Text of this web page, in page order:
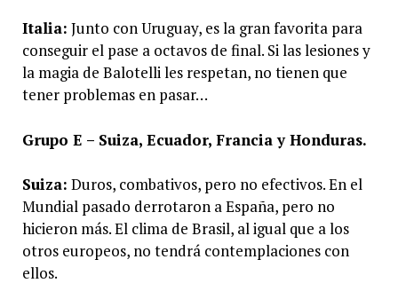
Italia: Junto con Uruguay, es la gran favorita para
conseguir el pase a octavos de final. Si las lesiones y
la magia de Balotelli les respetan, no tienen que
tener problemas en pasar…
Grupo E – Suiza, Ecuador, Francia y Honduras.
Suiza: Duros, combativos, pero no efectivos. En el
Mundial pasado derrotaron a España, pero no
hicieron más. El clima de Brasil, al igual que a los
otros europeos, no tendrá contemplaciones con
ellos.